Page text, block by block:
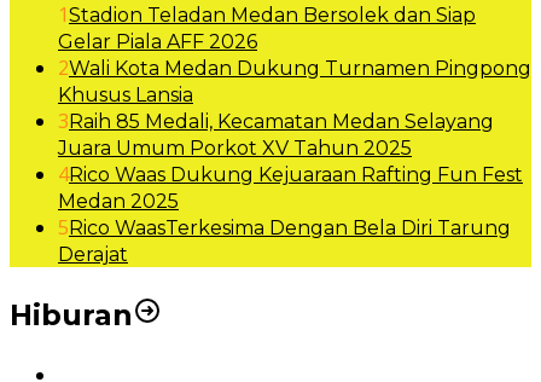
1Stadion Teladan Medan Bersolek dan Siap
Gelar Piala AFF 2026
2Wali Kota Medan Dukung Turnamen Pingpong
Khusus Lansia
3Raih 85 Medali, Kecamatan Medan Selayang
Juara Umum Porkot XV Tahun 2025
4Rico Waas Dukung Kejuaraan Rafting Fun Fest
Medan 2025
5Rico WaasTerkesima Dengan Bela Diri Tarung
Derajat
Hiburan